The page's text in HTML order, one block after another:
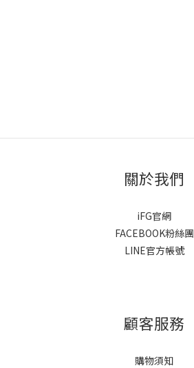
關於我們
iFG官網
FACEBOOK粉絲團
LINE官方帳號
顧客服務
購物須知